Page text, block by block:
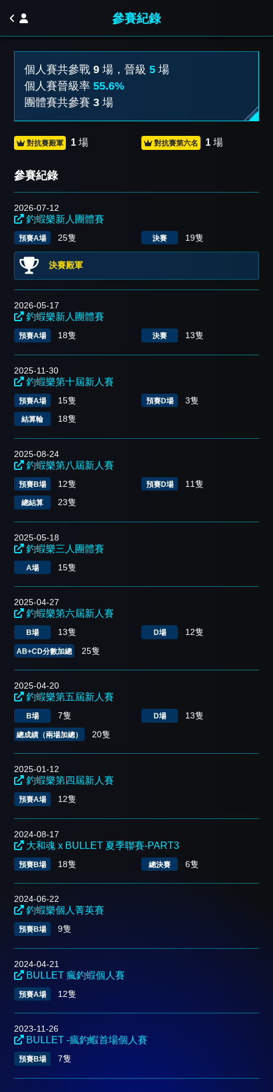
參賽紀錄
個人賽共參戰 9 場，晉級 5 場
個人賽晉級率 55.6%
團體賽共參賽 3 場
對抗賽殿軍 1 場 對抗賽第六名 1 場
參賽紀錄
2026-07-12
釣蝦樂新人團體賽
預賽A場 25隻 決賽 19隻
決賽殿軍
2026-05-17
釣蝦樂新人團體賽
預賽A場 18隻 決賽 13隻
2025-11-30
釣蝦樂第十屆新人賽
預賽A場 15隻 預賽D場 3隻
結算輪 18隻
2025-08-24
釣蝦樂第八屆新人賽
預賽B場 12隻 預賽D場 11隻
總結算 23隻
2025-05-18
釣蝦樂三人團體賽
A場 15隻
2025-04-27
釣蝦樂第六屆新人賽
B場 13隻 D場 12隻
AB+CD分數加總 25隻
2025-04-20
釣蝦樂第五屆新人賽
B場 7隻 D場 13隻
總成績（兩場加總） 20隻
2025-01-12
釣蝦樂第四屆新人賽
預賽A場 12隻
2024-08-17
大和魂 x BULLET 夏季聯賽-PART3
預賽B場 18隻 總決賽 6隻
2024-06-22
釣蝦樂個人菁英賽
預賽B場 9隻
2024-04-21
BULLET 瘋釣蝦個人賽
預賽A場 12隻
2023-11-26
BULLET -瘋釣蝦首場個人賽
預賽B場 7隻